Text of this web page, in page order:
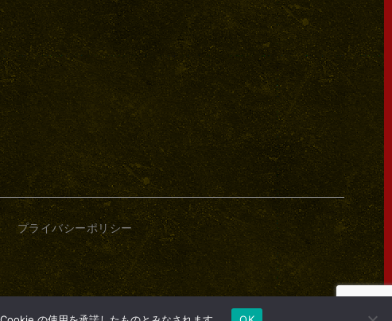
プライバシーポリシー